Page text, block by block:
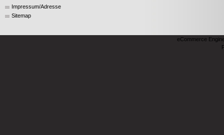
Impressum/Adresse
Sitemap
eCommerce